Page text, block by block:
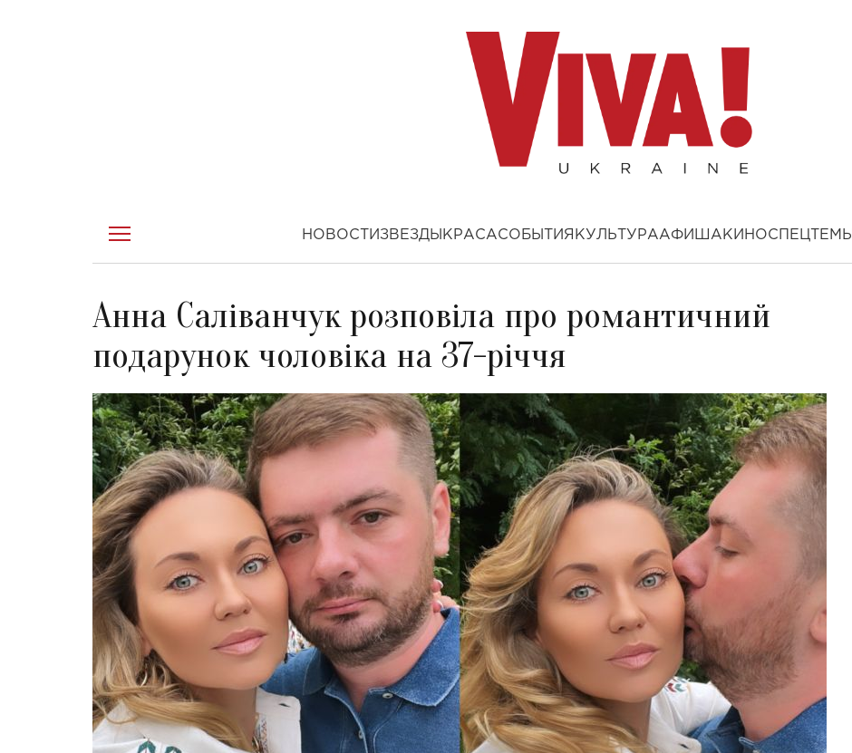
НОВОСТИ ЗВЕЗДЫ КРАСАСОБЫТИЯ КУЛЬТУРААФИША КИНОСПЕЦТЕМЫ
Анна Саліванчук розповіла про романтичний
подарунок чоловіка на 37-річчя